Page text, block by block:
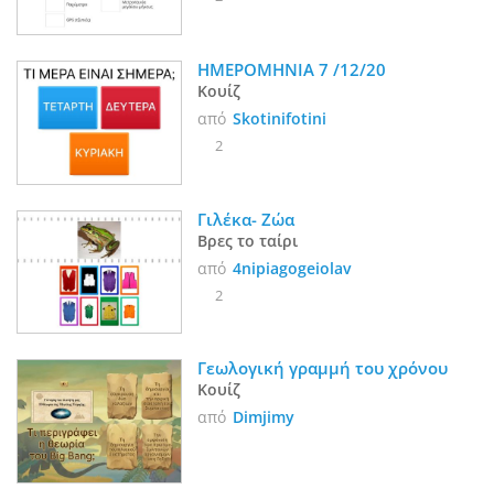
ΗΜΕΡΟΜΗΝΙΑ 7 /12/20
Κουίζ
από Skotinifotini
2
Γιλέκα- Ζώα
Βρες το ταίρι
από 4nipiagogeiolav
2
Γεωλογική γραμμή του χρόνου
Κουίζ
από Dimjimy